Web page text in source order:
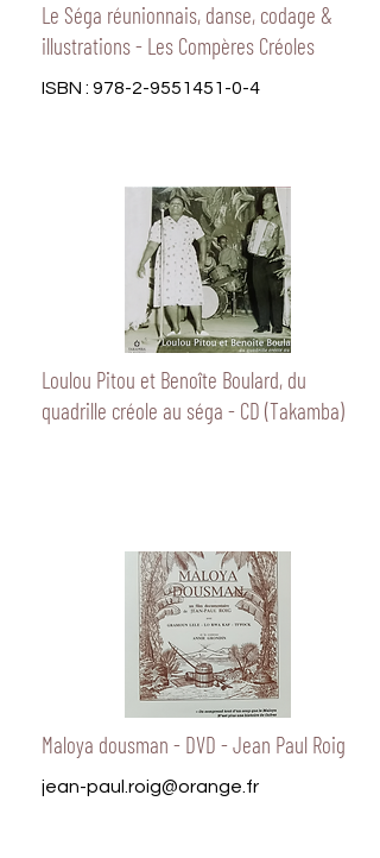
Le Séga réunionnais, danse, codage &
illustrations - Les Compères Créoles
ISBN : 978-2-9551451-0-4
Loulou Pitou et Benoîte Boulard, du
quadrille créole au séga - CD (Takamba)
Maloya dousman - DVD - Jean Paul Roig
jean-paul.roig@orange.fr